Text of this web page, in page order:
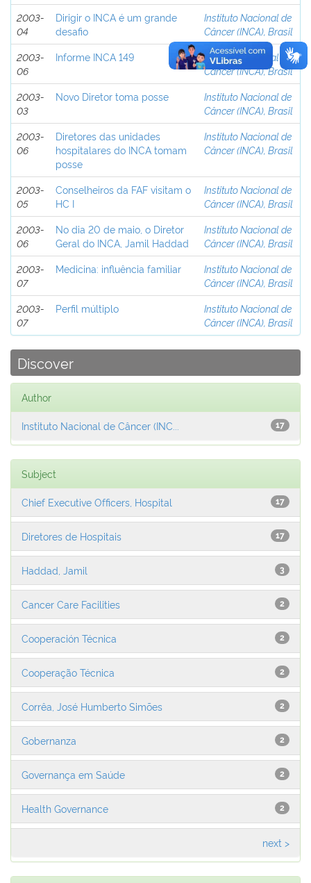
2003-
04
Dirigir o INCA é um grande
desafio
Instituto Nacional de
Câncer (INCA), Brasil
2003-
06
Informe INCA 149
Instituto Nacional de
Câncer (INCA), Brasil
2003-
03
Novo Diretor toma posse
Instituto Nacional de
Câncer (INCA), Brasil
2003-
06
Diretores das unidades
hospitalares do INCA tomam
posse
Instituto Nacional de
Câncer (INCA), Brasil
2003-
05
Conselheiros da FAF visitam o
HC I
Instituto Nacional de
Câncer (INCA), Brasil
2003-
06
No dia 20 de maio, o Diretor
Geral do INCA, Jamil Haddad
Instituto Nacional de
Câncer (INCA), Brasil
2003-
07
Medicina: influência familiar
Instituto Nacional de
Câncer (INCA), Brasil
2003-
07
Perfil múltiplo
Instituto Nacional de
Câncer (INCA), Brasil
Discover
Author
17
Instituto Nacional de Câncer (INC...
Subject
17
Chief Executive Officers, Hospital
17
Diretores de Hospitais
3
Haddad, Jamil
2
Cancer Care Facilities
2
Cooperación Técnica
2
Cooperação Técnica
2
Corrêa, José Humberto Simões
2
Gobernanza
2
Governança em Saúde
2
Health Governance
next >